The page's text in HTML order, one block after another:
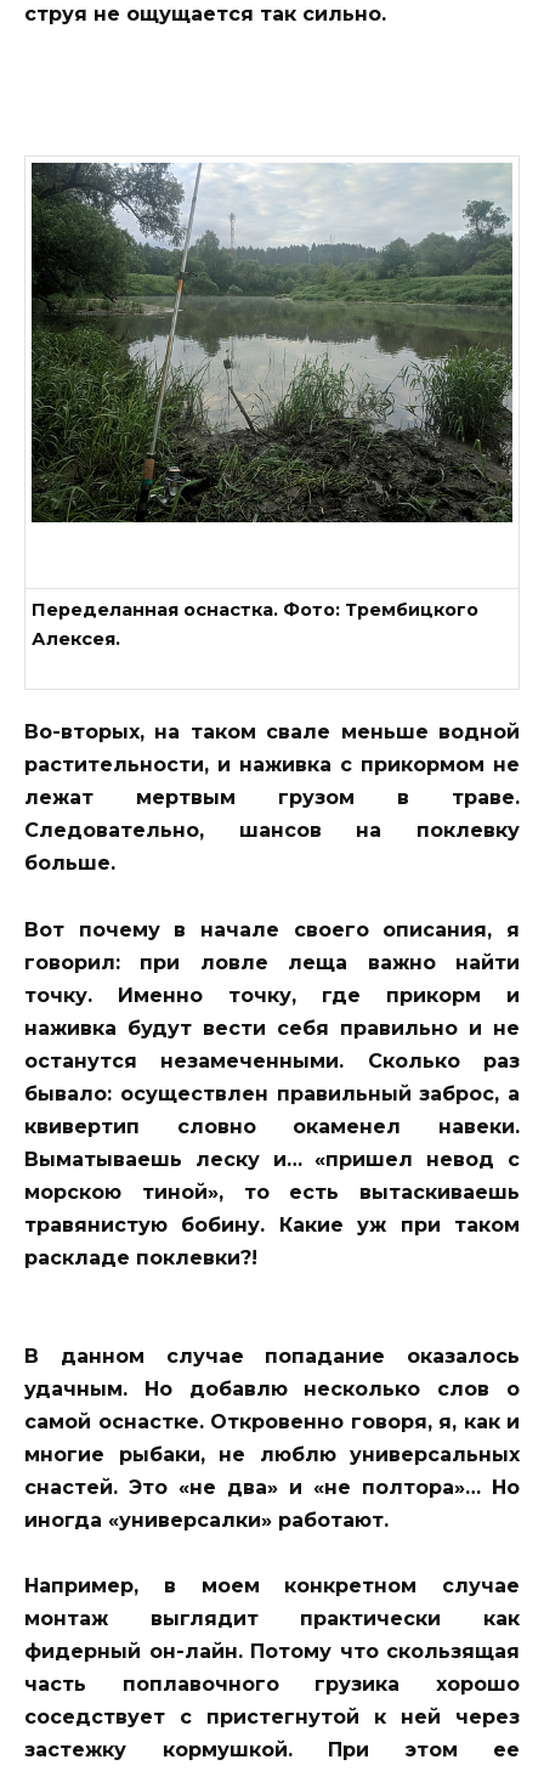
струя не ощущается так сильно.
Переделанная оснастка. Фото: Трембицкого
Алексея.
Во-вторых, на таком свале меньше водной
растительности, и наживка с прикормом не
лежат мертвым грузом в траве.
Следовательно, шансов на поклевку
больше.
Вот почему в начале своего описания, я
говорил: при ловле леща важно найти
точку. Именно точку, где прикорм и
наживка будут вести себя правильно и не
останутся незамеченными. Сколько раз
бывало: осуществлен правильный заброс, а
квивертип словно окаменел навеки.
Выматываешь леску и… «пришел невод с
морскою тиной», то есть вытаскиваешь
травянистую бобину. Какие уж при таком
раскладе поклевки?!
В данном случае попадание оказалось
удачным. Но добавлю несколько слов о
самой оснастке. Откровенно говоря, я, как и
многие рыбаки, не люблю универсальных
снастей. Это «не два» и «не полтора»… Но
иногда «универсалки» работают.
Например, в моем конкретном случае
монтаж выглядит практически как
фидерный он-лайн. Потому что скользящая
часть поплавочного грузика хорошо
соседствует с пристегнутой к ней через
застежку кормушкой. При этом ее